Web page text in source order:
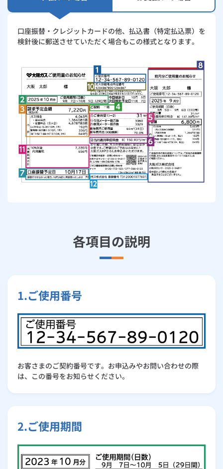
インターネットのお申込み
レンジフード
食器洗い乾燥機
ガス温水床暖房「ヌック」
取替用ガスコンセント
ガスコード
ガス栓の増設 プラスライン
ルームエアコン
エネファーム
太陽光発電
蓄電池
スマイルーフ
エコキュート
警報器・消火器
ぴこぴこ・スマぴこ・けむぴこ
消火器
お近くのガスのお店
ほっ得定額
みるぴこ
FitDish
めちゃとクーポン
プリゼロ
関西おでかけ納税
ハウスクリーニング
お引越しの手続き
お支払い期限について
支払証明書の発行について
ガスのみご契約の場合
ガス・電気をセットでご契約の場合
口座振替・クレジットカードの他、払込書（特定払込票）を
検針後に郵送させていただく場合もこの様式となります。
各項目の説明
1.ご使用番号
お客さまのご契約番号です。お申込みやお問い合わせの際
は、この番号をお知らせください。
2.ご使用期間